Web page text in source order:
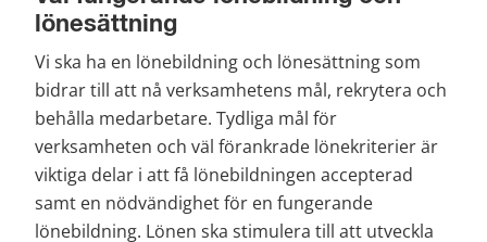
lönesättning
Vi ska ha en lönebildning och lönesättning som
bidrar till att nå verksamhetens mål, rekrytera och
behålla medarbetare. Tydliga mål för
verksamheten och väl förankrade lönekriterier är
viktiga delar i att få lönebildningen accepterad
samt en nödvändighet för en fungerande
lönebildning. Lönen ska stimulera till att utveckla